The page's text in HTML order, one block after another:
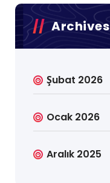
Archives
Şubat 2026
Ocak 2026
Aralık 2025